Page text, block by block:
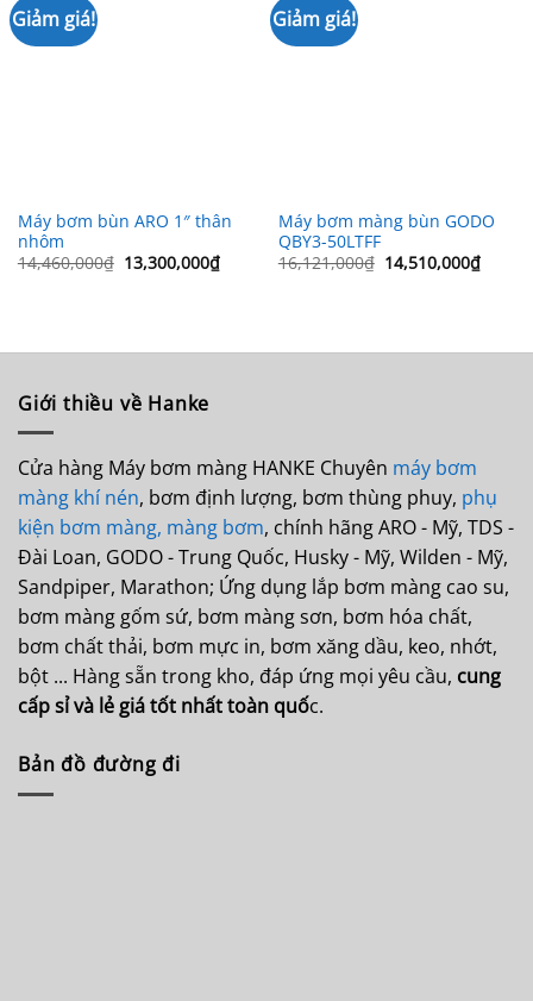
Giảm giá!
Máy bơm bùn ARO 1″ thân
nhôm
14,460,000₫ Giá
gốc
13,300,000₫Giá
hiện
Giảm giá!
Máy bơm màng bùn GODO
QBY3-50LTFF
16,121,000₫ Giá
gốc
14,510,000₫Giá
hiện
Giới thiều về Hanke
Cửa hàng Máy bơm màng HANKE Chuyên máy bơm
màng khí nén, bơm định lượng, bơm thùng phuy, phụ
kiện bơm màng, màng bơm, chính hãng ARO - Mỹ, TDS -
Đài Loan, GODO - Trung Quốc, Husky - Mỹ, Wilden - Mỹ,
Sandpiper, Marathon; Ứng dụng lắp bơm màng cao su,
bơm màng gốm sứ, bơm màng sơn, bơm hóa chất,
bơm chất thải, bơm mực in, bơm xăng dầu, keo, nhớt,
bột ... Hàng sẵn trong kho, đáp ứng mọi yêu cầu, cung
cấp sỉ và lẻ giá tốt nhất toàn quốc.
Bản đồ đường đi